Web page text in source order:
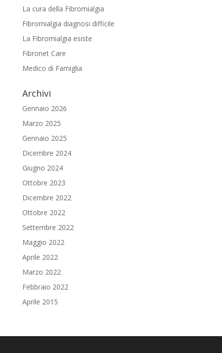
La cura della Fibromialgia
Fibromialgia diagnosi difficile
La Fibromialgia esiste
Fibronet Care
Medico di Famiglia
Archivi
Gennaio 2026
Marzo 2025
Gennaio 2025
Dicembre 2024
Giugno 2024
Ottobre 2023
Dicembre 2022
Ottobre 2022
Settembre 2022
Maggio 2022
Aprile 2022
Marzo 2022
Febbraio 2022
Aprile 2015